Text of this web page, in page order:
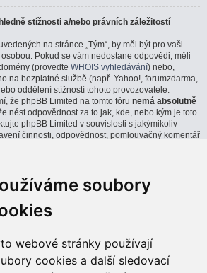
soubory
webové stránky používají
cookies a další sledovací
stížnosti a/nebo právních záležitostí
na stránce „Tým“, by měl být pro vaši
Pokud se vám nedostane odpovědi, měli
(proveďte WHOIS vyhledávání) nebo,
na bezplatné službě (např. Yahoo!, forumzdarma,
oddělení stížností tohoto provozovatele.
že phpBB Limited na tomto fóru nemá absolutně
nést odpovědnost za to jak, kde, nebo kým je toto
phpBB Limited v souvislosti s jakýmikoliv
činnosti, odpovědnost, pomlouvačný komentář
Pokud pošlete email phpBB Limited týkající se
vůbec žádnou odpověď.
fóra?
použít formulář „Kontaktujte nás“, který se
pokud je tato možnost povolena